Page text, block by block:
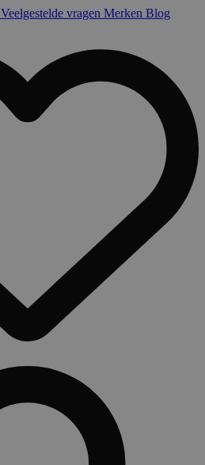
Veelgestelde vragen Merken Blog